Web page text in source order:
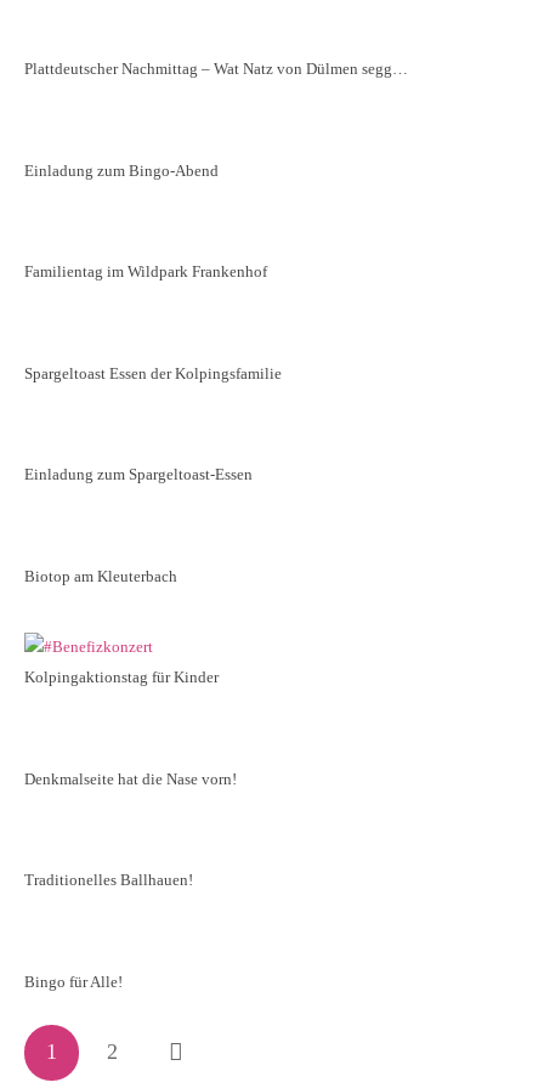
Plattdeutscher Nachmittag – Wat Natz von Dülmen segg…
Einladung zum Bingo-Abend
Familientag im Wildpark Frankenhof
Spargeltoast Essen der Kolpingsfamilie
Einladung zum Spargeltoast-Essen
Biotop am Kleuterbach
Kolpingaktionstag für Kinder
Denkmalseite hat die Nase vorn!
Traditionelles Ballhauen!
Bingo für Alle!
1 2